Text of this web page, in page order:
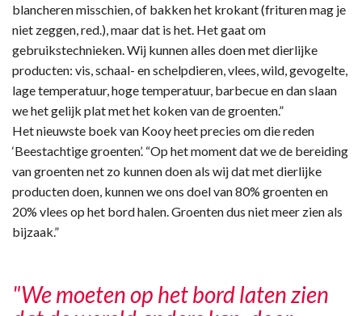
blancheren misschien, of bakken het krokant (frituren mag je
niet zeggen, red.), maar dat is het. Het gaat om
gebruikstechnieken. Wij kunnen alles doen met dierlijke
producten: vis, schaal- en schelpdieren, vlees, wild, gevogelte,
lage temperatuur, hoge temperatuur, barbecue en dan slaan
we het gelijk plat met het koken van de groenten.”
Het nieuwste boek van Kooy heet precies om die reden
‘Beestachtige groenten’. “Op het moment dat we de bereiding
van groenten net zo kunnen doen als wij dat met dierlijke
producten doen, kunnen we ons doel van 80% groenten en
20% vlees op het bord halen. Groenten dus niet meer zien als
bijzaak.”
"We moeten op het bord laten zien